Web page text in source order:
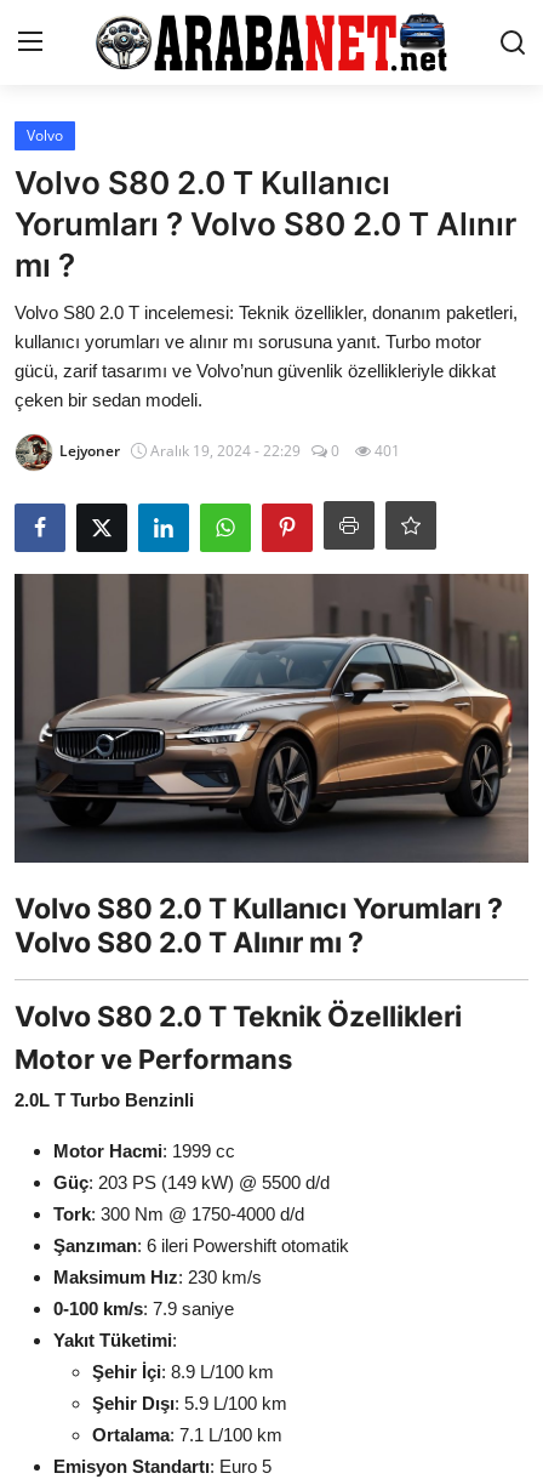
Giriş yapmak
Anasayfa
İletişim
Araba Markaları
Paketler
Karşılaştırmalar
Kronik Sorunlar
Bakım & Arıza Çözümleri
İkinci El & Ekspertiz
Trafik Cezaları & Mevzuat
Ehliyet & Ruhsat İşlemleri
Sigorta & Kasko
Yakıt, LPG & Elektrikli
Volvo
Volvo S80 2.0 T Kullanıcı
Yorumları ? Volvo S80 2.0 T Alınır
mı ?
Volvo S80 2.0 T incelemesi: Teknik özellikler, donanım paketleri,
kullanıcı yorumları ve alınır mı sorusuna yanıt. Turbo motor
gücü, zarif tasarımı ve Volvo’nun güvenlik özellikleriyle dikkat
çeken bir sedan modeli.
Lejyoner Aralık 19, 2024 - 22:29 0 401
Volvo S80 2.0 T Kullanıcı Yorumları ?
Volvo S80 2.0 T Alınır mı ?
Volvo S80 2.0 T Teknik Özellikleri
Motor ve Performans
2.0L T Turbo Benzinli
Motor Hacmi: 1999 cc
Güç: 203 PS (149 kW) @ 5500 d/d
Tork: 300 Nm @ 1750-4000 d/d
Şanzıman: 6 ileri Powershift otomatik
Maksimum Hız: 230 km/s
0-100 km/s: 7.9 saniye
Yakıt Tüketimi:
Şehir İçi: 8.9 L/100 km
Şehir Dışı: 5.9 L/100 km
Ortalama: 7.1 L/100 km
Emisyon Standartı: Euro 5